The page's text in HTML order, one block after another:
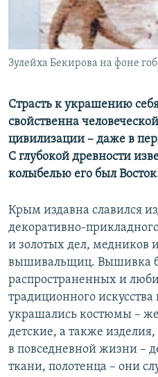
ПОБЕДИТЕЛЕЙ НЕ СУДЯТ?
КРЫМ.НЕПОКОРЕННЫЙ
ELIFBE
ПРИСОЕДИНЯЙТЕСЬ!
Все сайты RFE/RL
Зулейха Бекирова на фоне
Страсть к украшению
свойственна
цивилизации – даже в
С глубокой древности
колыбелью его был
Крым издавна славился
декоративно-
и золотых дел, медников
вышивальщиц. Вышивка
распространенных и
традиционного
украшались костюмы –
детские, а также
в повседневной жизни –
ткани, полотенца – они